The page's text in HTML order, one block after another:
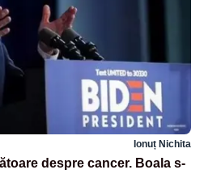
Ionuț Nichita
despre cancer. Boala s-